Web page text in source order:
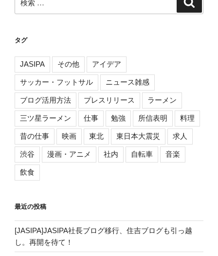
索:
タグ
JASIPA その他 アイデア
サッカー・フットサル ニュース雑感
ブログ活用方法 プレスリリース ラーメン
三ツ星ラーメン 仕事 勉強 所信表明 料理
昔の仕事 映画 東北 東日本大震災 求人
渋谷 漫画・アニメ 社内 自転車 音楽
飲食
最近の投稿
[JASIPA]JASIPA社長ブログ移行、住吉ブログも引っ越
し。再開を待て！